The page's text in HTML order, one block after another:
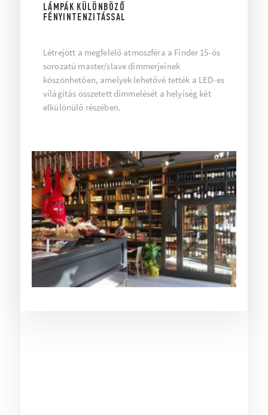
LÁMPÁK KÜLÖNBÖZŐ
FÉNYINTENZITÁSSAL
Létrejött a megfelelő atmoszféra a Finder 15-ös
sorozatú master/slave dimmerjeinek
köszönhetően, amelyek lehetővé tették a LED-es
világítás összetett dimmelését a helyiség két
elkülönülő részében.